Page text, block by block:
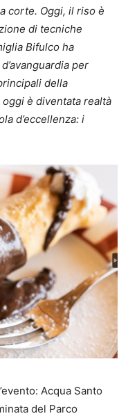
corte. Oggi, il riso è
di tecniche
Bifulco ha
per
della
è diventata realtà
d’eccellenza: i
Acqua Santo
del Parco